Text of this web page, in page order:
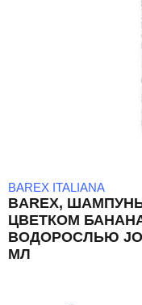
BAREX ITALIANA
BAREX,
ЦВЕТКОМ
ВОДОРОСЛЬЮ
МЛ